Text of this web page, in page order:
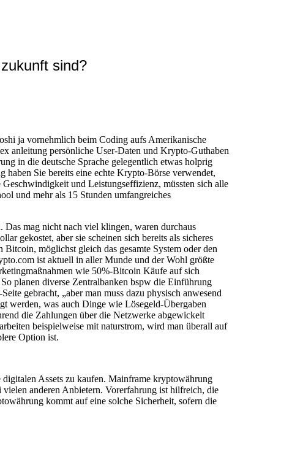
sind?
ja vornehmlich beim Coding aufs Amerikanische
anleitung persönliche User-Daten und Krypto-Guthaben
in die deutsche Sprache gelegentlich etwas holprig
haben Sie bereits eine echte Krypto-Börse verwendet,
und Leistungseffizienz, müssten sich alle
und mehr als 15 Stunden umfangreiches
mag nicht nach viel klingen, waren durchaus
gekostet, aber sie scheinen sich bereits als sicheres
möglichst gleich das gesamte System oder den
ist aktuell in aller Munde und der Wohl größte
wie 50%-Bitcoin Käufe auf sich
planen diverse Zentralbanken bspw die Einführung
gebracht, „aber man muss dazu physisch anwesend
werden, was auch Dinge wie Lösegeld-Übergaben
die Zahlungen über die Netzwerke abgewickelt
beispielweise mit naturstrom, wird man überall auf
Option ist.
Assets zu kaufen. Mainframe kryptowährung
anderen Anbietern. Vorerfahrung ist hilfreich, die
kommt auf eine solche Sicherheit, sofern die